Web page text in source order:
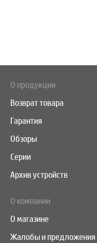
О продукции
Возврат товара
Гарантия
Обзоры
Серии
Архив устройств
О компании
О магазине
Жалобы и предложения